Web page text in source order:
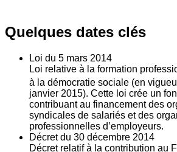
Quelques dates clés
Loi du 5 mars 2014
Loi relative à la formation
à la démocratie sociale (en
janvier 2015). Cette loi crée un
contribuant au financement des
syndicales de salariés et des
professionnelles d’employeurs.
Décret du 30 décembre 2014
Décret relatif à la contribution au